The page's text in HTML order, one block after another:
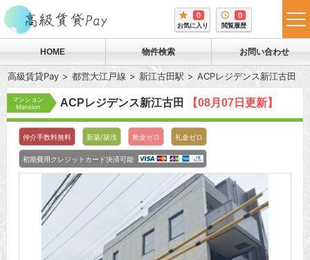
0
お気に入り
0
閲覧履歴
HOME 物件検索 お問い合わせ
高級賃貸Pay 都営大江戸線 新江古田駅 ACPレジデンス新江古田
マンション
Mansion
ACPレジデンス新江古田 【08月07日更新】
仲介手数料無料 新築/築浅 敷金ゼロ 礼金ゼロ
初期費用クレジットカード決済可能